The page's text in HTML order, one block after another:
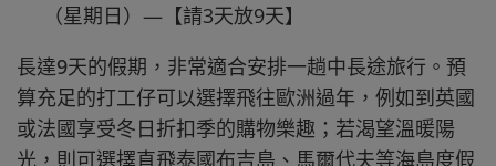
（星期日）—【請3天放9天】
長達9天的假期，非常適合安排一趟中長途旅行。預
算充足的打工仔可以選擇飛往歐洲過年，例如到英國
或法國享受冬日折扣季的購物樂趣；若渴望溫暖陽
光，則可選擇直飛泰國布吉島、馬爾代夫等海島度假